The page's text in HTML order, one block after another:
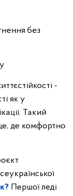
без
-
як у
Такий
де комфортно
Першої леді